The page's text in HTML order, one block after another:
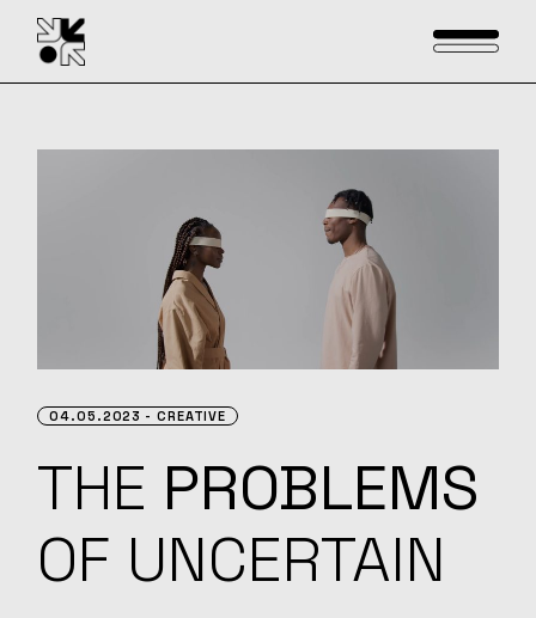
04.05.2023 CREATIVE
THE PROBLEMS
OF UNCERTAIN